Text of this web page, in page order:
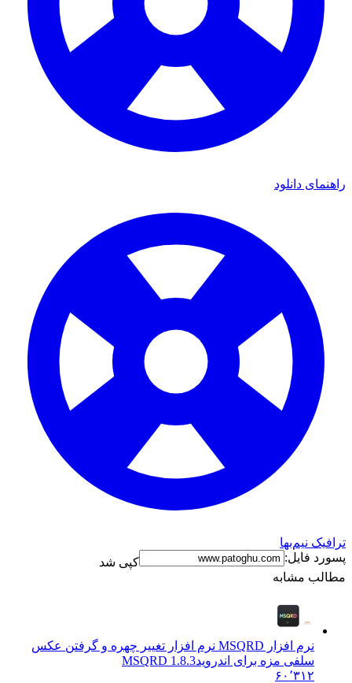
راهنمای دانلود
ترافیک نیم‌بها
پسورد فایل:
کپی شد
مطالب مشابه
نرم افزار MSQRD نرم افزار تغییر چهره و گرفتن عکس
سلفی مزه برای اندرویدMSQRD 1.8.3
۶۰٬۳۱۲